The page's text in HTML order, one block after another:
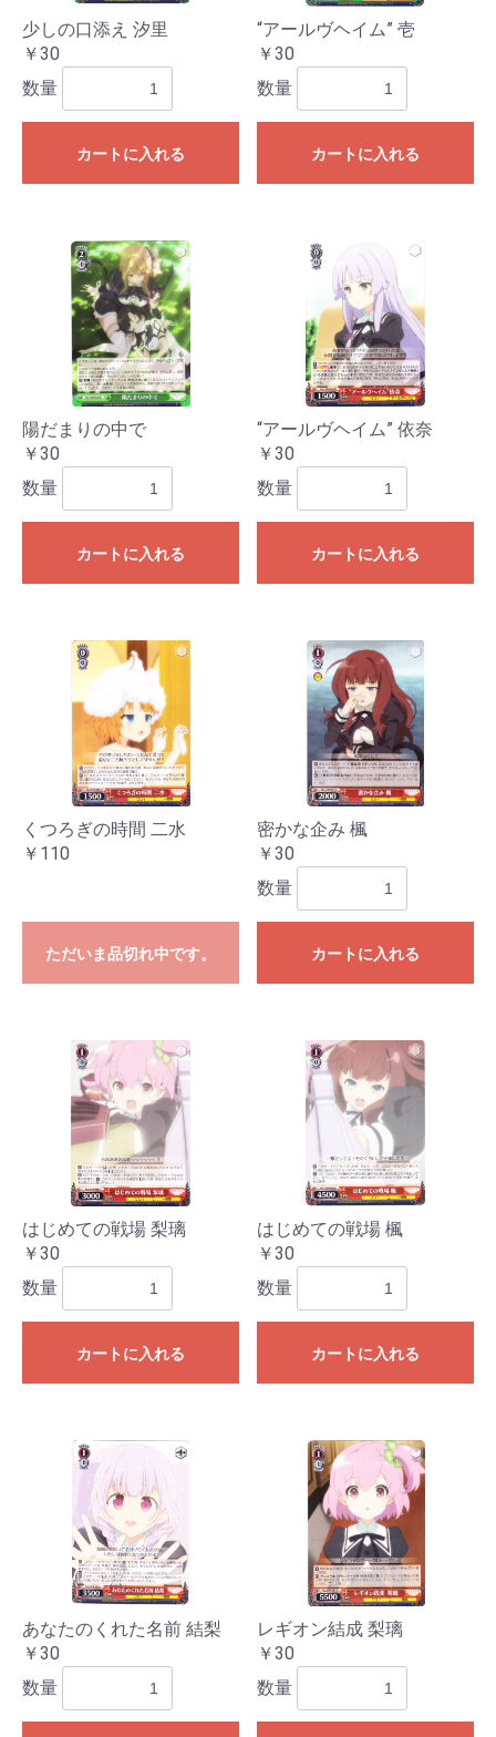
少しの口添え 汐里
￥30
数量
カートに入れる
“アールヴヘイム” 壱
￥30
数量
カートに入れる
陽だまりの中で
￥30
数量
カートに入れる
“アールヴヘイム” 依奈
￥30
数量
カートに入れる
くつろぎの時間 二水
￥110
ただいま品切れ中です。
密かな企み 楓
￥30
数量
カートに入れる
はじめての戦場 梨璃
￥30
数量
カートに入れる
はじめての戦場 楓
￥30
数量
カートに入れる
あなたのくれた名前 結梨
￥30
数量
レギオン結成 梨璃
￥30
数量
お買い物を続ける カートへ進む